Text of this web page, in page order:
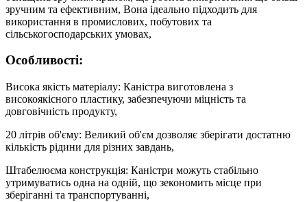
зручним та ефективним, Вона ідеально підходить для
використання в промислових, побутових та
сільськогосподарських умовах,
Особливості:
Висока якість матеріалу: Каністра виготовлена з
високоякісного пластику, забезпечуючи міцність та
довговічність продукту,
20 літрів об'єму: Великий об'єм дозволяє зберігати достатню
кількість рідини для різних завдань,
Штабелюєма конструкція: Каністри можуть стабільно
утримуватись одна на одній, що зекономить місце при
зберіганні та транспортуванні,